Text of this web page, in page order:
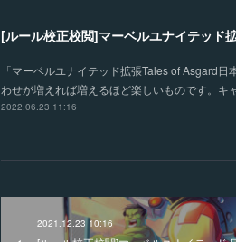
[ルール校正校閲]マーベルユナイテッド
「マーベルユナイテッド拡張Tales of Asgard
わせが増えれば増えるほど楽しいものです。
2022.06.23 11:16
2021.12.23 10:16